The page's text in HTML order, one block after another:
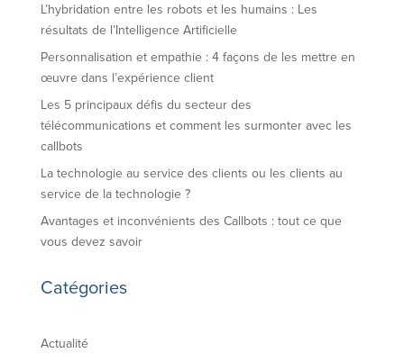
L’hybridation entre les robots et les humains : Les
résultats de l’Intelligence Artificielle
Personnalisation et empathie : 4 façons de les mettre en
œuvre dans l’expérience client
Les 5 principaux défis du secteur des
télécommunications et comment les surmonter avec les
callbots
La technologie au service des clients ou les clients au
service de la technologie ?
Avantages et inconvénients des Callbots : tout ce que
vous devez savoir
Catégories
Actualité